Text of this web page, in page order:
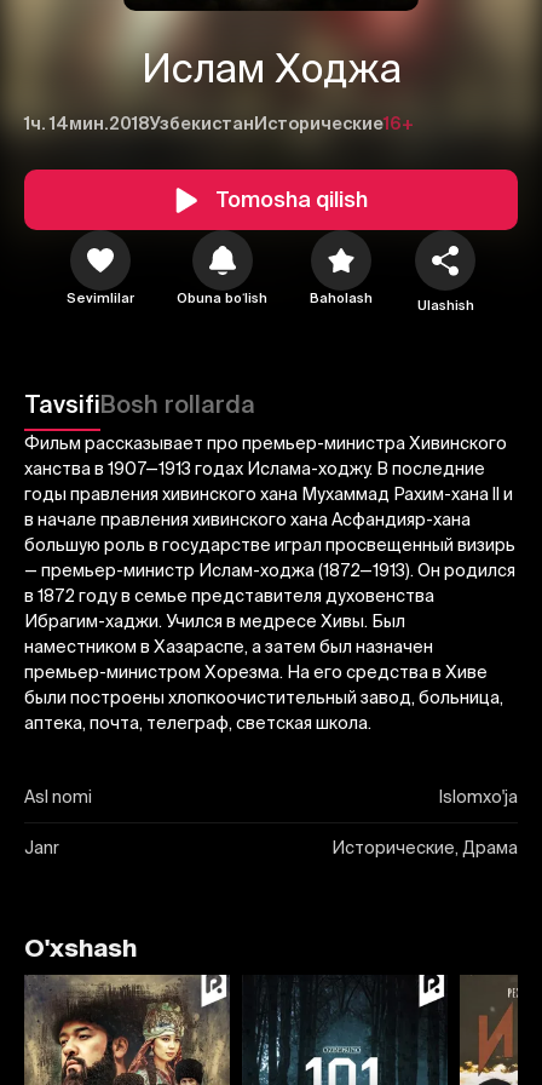
Ислам Ходжа
1ч. 14мин.2018Узбекистан Исторические16+
Tomosha qilish
Sevimlilar Obuna boʻlish Baholash Ulashish
TavsifiBosh rollarda
Фильм рассказывает про премьер-министра Хивинского
ханства в 1907—1913 годах Ислама-ходжу. В последние
годы правления хивинского хана Мухаммад Рахим-хана II и
в начале правления хивинского хана Асфандияр-хана
большую роль в государстве играл просвещенный визирь
— премьер-министр Ислам-ходжа (1872—1913). Он родился
в 1872 году в семье представителя духовенства
Ибрагим-хаджи. Учился в медресе Хивы. Был
наместником в Хазараспе, а затем был назначен
премьер-министром Хорезма. На его средства в Хиве
были построены хлопкоочистительный завод, больница,
аптека, почта, телеграф, светская школа.
Asl nomi Islomxo'ja
Janr Исторические, Драма
Yuborish
O'xshash
Bekor qilish